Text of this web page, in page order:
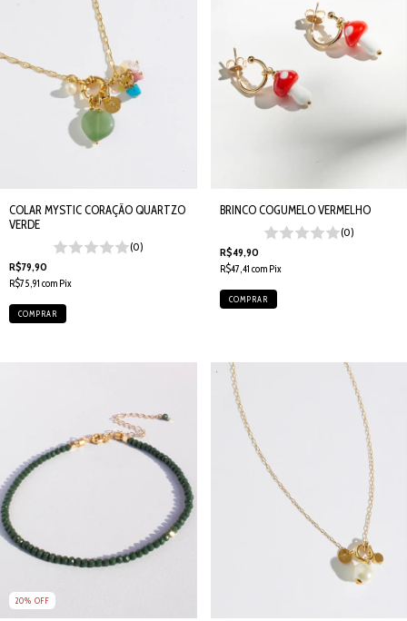
COLAR MYSTIC CORAÇÃO QUARTZO
VERDE
(0)
R$79,90
R$75,91 com Pix
BRINCO COGUMELO VERMELHO
(0)
R$49,90
R$47,41 com Pix
20% OFF